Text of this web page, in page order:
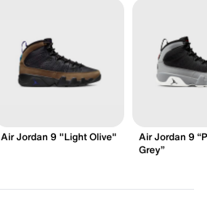
Air Jordan 9 "Light Olive"
Air Jordan 9
Grey”